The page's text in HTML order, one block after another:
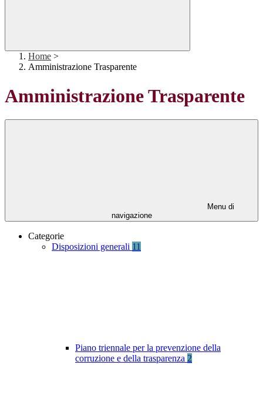
Home >
Amministrazione Trasparente
Amministrazione Trasparente
Menu di
navigazione
Categorie
Disposizioni generali 11
Piano triennale per la prevenzione della
corruzione e della trasparenza 2